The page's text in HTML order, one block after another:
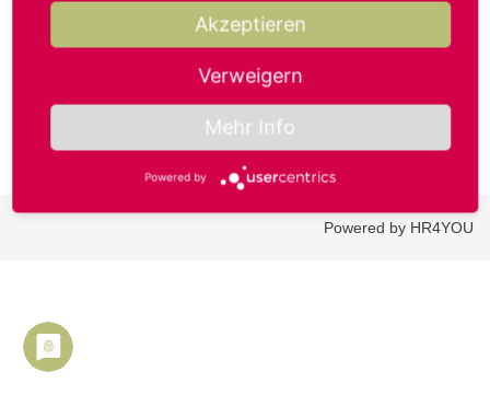
Passwort*
Powered by HR4YOU
Akzeptieren
Verweigern
Mehr Info
Powered by